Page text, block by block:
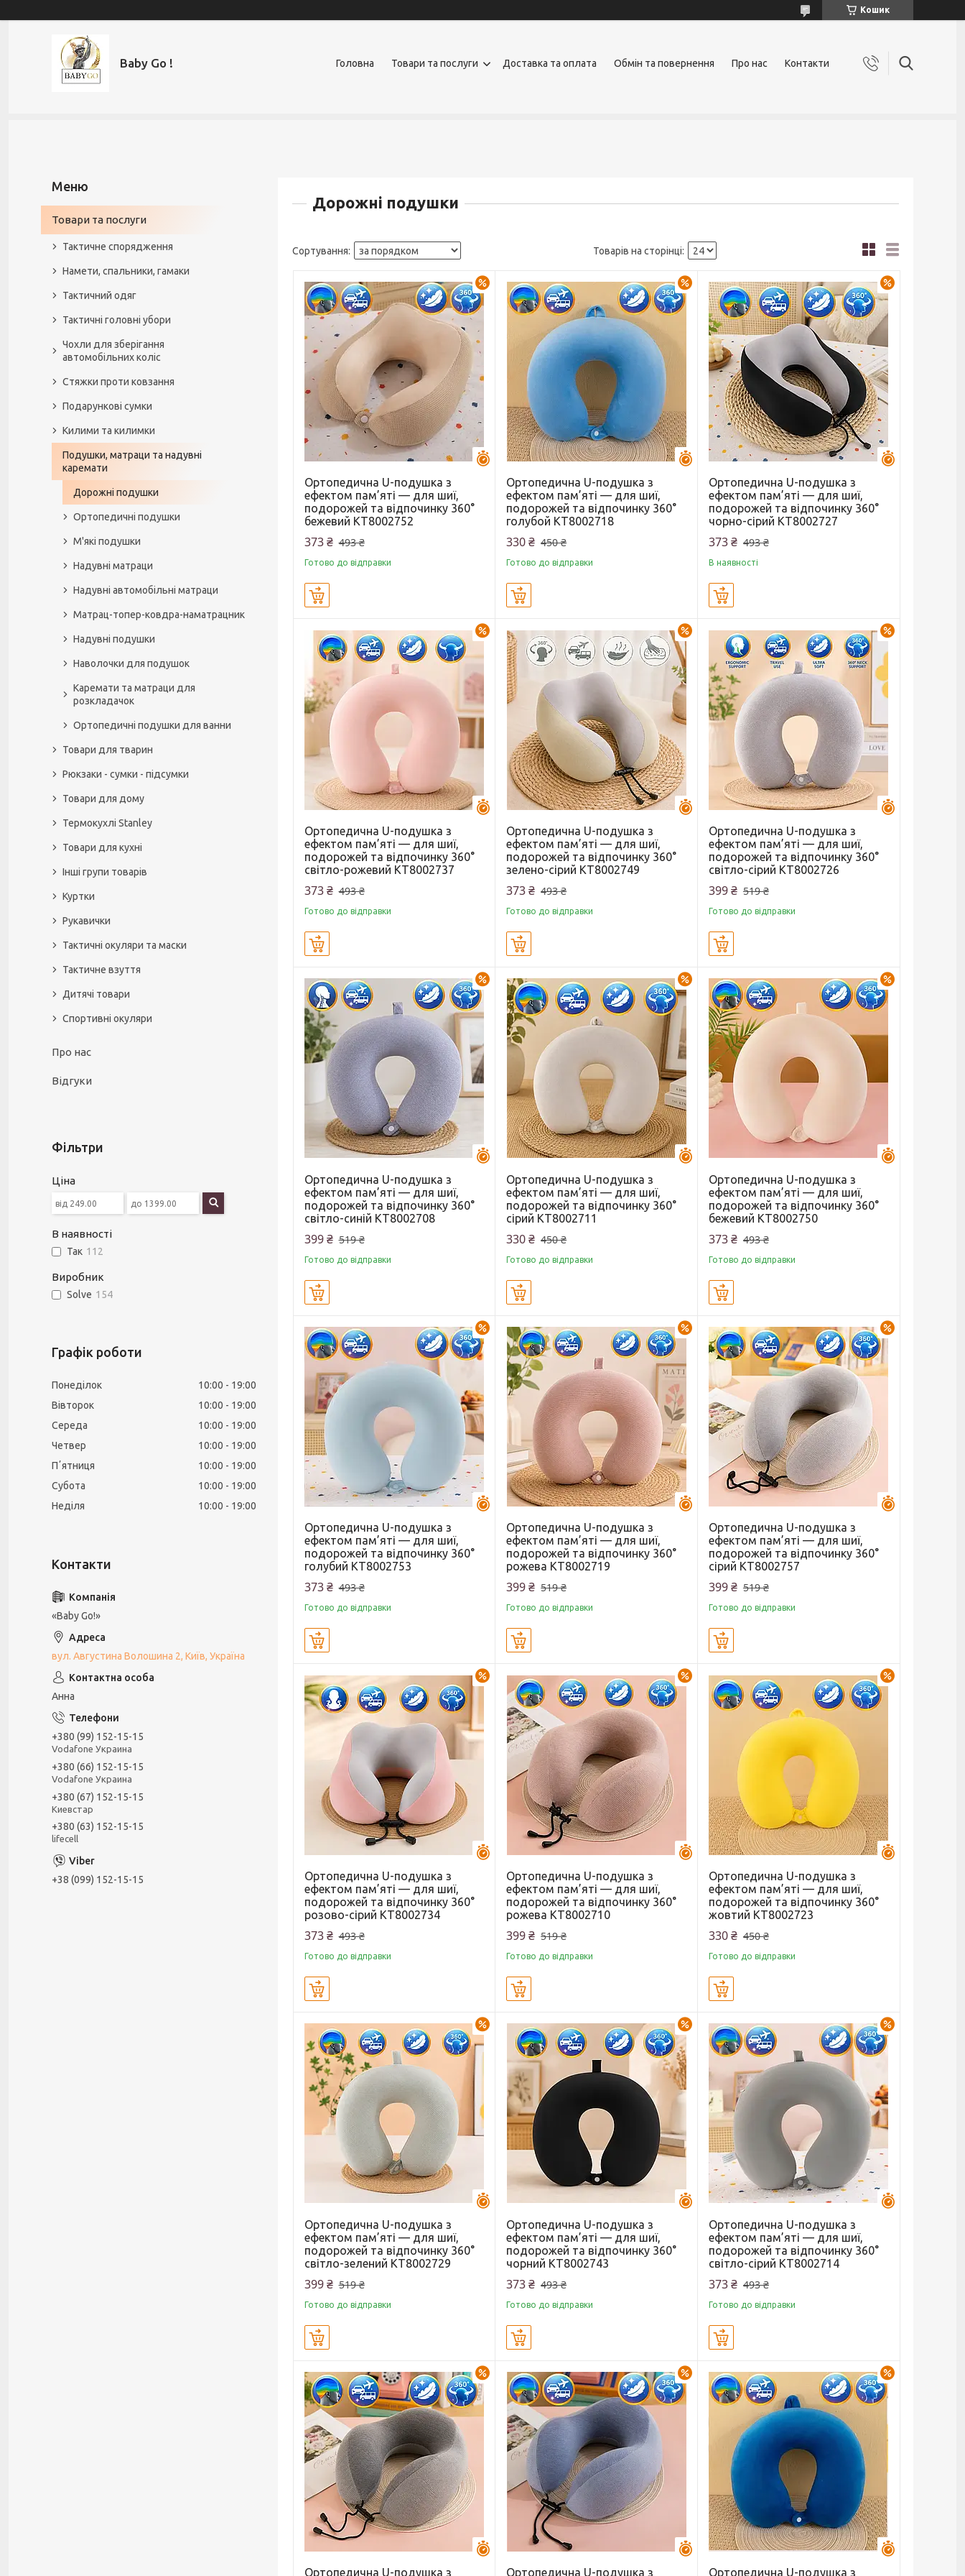
Кошик
Baby Go ! Головна Товари та послуги Доставка та оплата Обмін та повернення Про нас Контакти
Дорожні подушки
–24%
Залишилось 44 дні
Ортопедична U-подушка з
ефектом пам’яті — для шиї,
подорожей та відпочинку 360°
бежевий KT8002752
373 ₴ 493 ₴
Готово до відправки
–27%
Залишилось 44 дні
Ортопедична U-подушка з
ефектом пам’яті — для шиї,
подорожей та відпочинку 360°
голубой KT8002718
330 ₴ 450 ₴
Готово до відправки
Ортопедична U-подушка з
ефектом пам’яті — для шиї,
подорожей та відпочинку 360°
чорно-сірий KT8002727
373 ₴ 493 ₴
В наявності
–24%
Залишилось 44 дні
Ортопедична U-подушка з
ефектом пам’яті — для шиї,
подорожей та відпочинку 360°
світло-рожевий KT8002737
373 ₴ 493 ₴
Готово до відправки
–24%
Залишилось 44 дні
Ортопедична U-подушка з
ефектом пам’яті — для шиї,
подорожей та відпочинку 360°
зелено-сірий KT8002749
373 ₴ 493 ₴
Готово до відправки
Ортопедична U-подушка з
ефектом пам’яті — для шиї,
подорожей та відпочинку 360°
світло-сірий KT8002726
399 ₴ 519 ₴
Готово до відправки
–23%
Залишилось 44 дні
Ортопедична U-подушка з
ефектом пам’яті — для шиї,
подорожей та відпочинку 360°
світло-синій KT8002708
399 ₴ 519 ₴
Готово до відправки
–27%
Залишилось 44 дні
Ортопедична U-подушка з
ефектом пам’яті — для шиї,
подорожей та відпочинку 360°
сірий KT8002711
330 ₴ 450 ₴
Готово до відправки
Ортопедична U-подушка з
ефектом пам’яті — для шиї,
подорожей та відпочинку 360°
бежевий KT8002750
373 ₴ 493 ₴
Готово до відправки
–24%
Залишилось 44 дні
Ортопедична U-подушка з
ефектом пам’яті — для шиї,
подорожей та відпочинку 360°
голубий KT8002753
373 ₴ 493 ₴
Готово до відправки
–23%
Залишилось 44 дні
Ортопедична U-подушка з
ефектом пам’яті — для шиї,
подорожей та відпочинку 360°
рожева KT8002719
399 ₴ 519 ₴
Готово до відправки
Ортопедична U-подушка з
ефектом пам’яті — для шиї,
подорожей та відпочинку 360°
сірий KT8002757
399 ₴ 519 ₴
Готово до відправки
–24%
Залишилось 44 дні
Ортопедична U-подушка з
ефектом пам’яті — для шиї,
подорожей та відпочинку 360°
розово-сірий KT8002734
373 ₴ 493 ₴
Готово до відправки
–23%
Залишилось 44 дні
Ортопедична U-подушка з
ефектом пам’яті — для шиї,
подорожей та відпочинку 360°
рожева KT8002710
399 ₴ 519 ₴
Готово до відправки
Ортопедична U-подушка з
ефектом пам’яті — для шиї,
подорожей та відпочинку 360°
жовтий KT8002723
330 ₴ 450 ₴
Готово до відправки
–23%
Залишилось 44 дні
Ортопедична U-подушка з
ефектом пам’яті — для шиї,
подорожей та відпочинку 360°
світло-зелений KT8002729
399 ₴ 519 ₴
Готово до відправки
–24%
Залишилось 44 дні
Ортопедична U-подушка з
ефектом пам’яті — для шиї,
подорожей та відпочинку 360°
чорний KT8002743
373 ₴ 493 ₴
Готово до відправки
Ортопедична U-подушка з
ефектом пам’яті — для шиї,
подорожей та відпочинку 360°
світло-сірий KT8002714
373 ₴ 493 ₴
Готово до відправки
–23%
Залишилось 44 дні
Ортопедична U-подушка з
–23%
Залишилось 44 дні
Ортопедична U-подушка з Ортопедична U-подушка з
Товари та послуги
Тактичне спорядження
Намети, спальники, гамаки
Тактичний одяг
Тактичні головні убори
Чохли для зберігання
автомобільних коліс
Стяжки проти ковзання
Подарункові сумки
Килими та килимки
Подушки, матраци та надувні
каремати
Дорожні подушки
Ортопедичні подушки
М'які подушки
Надувні матраци
Надувні автомобільні матраци
Матрац-топер-ковдра-наматрацник
Надувні подушки
Наволочки для подушок
Каремати та матраци для
розкладачок
Ортопедичні подушки для ванни
Товари для тварин
Рюкзаки - сумки - підсумки
Товари для дому
Термокухлі Stanley
Товари для кухні
Інші групи товарів
Куртки
Рукавички
Тактичні окуляри та маски
Тактичне взуття
Дитячі товари
Спортивні окуляри
Про нас
Відгуки
Фільтри
Ціна
В наявності
Так 112
Виробник
Solve 154
Графік роботи
Понеділок 10:00
19:00
Вівторок
10:00
19:00
Середа
10:00
19:00
Четвер
10:00
19:00
Пʼятниця
10:00
19:00
Субота
10:00
19:00
Неділя
10:00 19:00
«Baby Go!»
вул. Августина Волошина 2, Київ, Україна
Анна
+380 (99) 152-15-15
Vodafone Украина
+380 (66) 152-15-15
Vodafone Украина
+380 (67) 152-15-15
Киевстар
+380 (63) 152-15-15
lifecell
+38 (099) 152-15-15